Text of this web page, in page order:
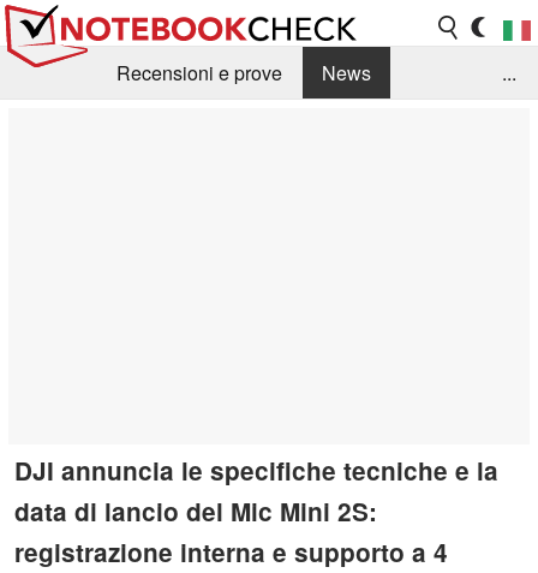
Recensioni e prove
News
...
DJI annuncia le specifiche tecniche e la
data di lancio del Mic Mini 2S:
registrazione interna e supporto a 4